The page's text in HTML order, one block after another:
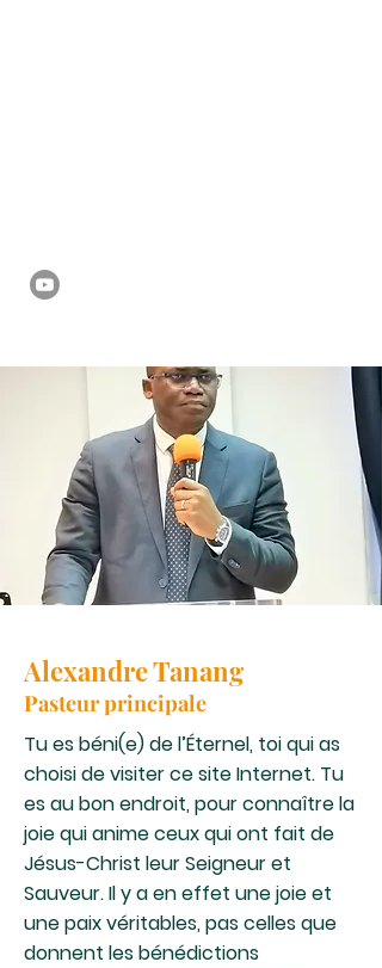
Alexandre Tanang
Pasteur principale
Tu es béni(e) de l’Éternel, toi qui as
choisi de visiter ce site Internet. Tu
es au bon endroit, pour connaître la
joie qui anime ceux qui ont fait de
Jésus-Christ leur Seigneur et
Sauveur. Il y a en effet une joie et
une paix véritables, pas celles que
donnent les bénédictions